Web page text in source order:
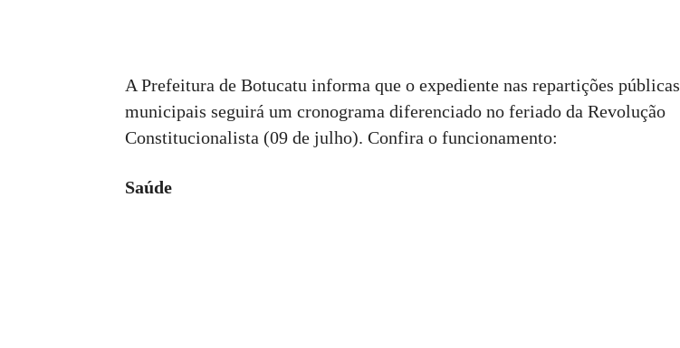
A Prefeitura de Botucatu informa que o expediente nas repartições públicas
municipais seguirá um cronograma diferenciado no feriado da Revolução
Constitucionalista (09 de julho). Confira o funcionamento:
Saúde